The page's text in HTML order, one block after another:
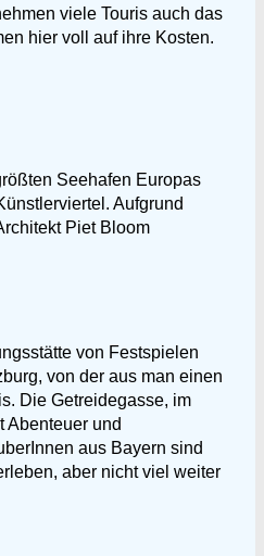
viele Touris auch das
hier voll auf ihre Kosten.
Seehafen Europas
Aufgrund
Piet Bloom
von Festspielen
von der aus man einen
Die Getreidegasse, im
Abenteuer und
aus Bayern sind
aber nicht viel weiter